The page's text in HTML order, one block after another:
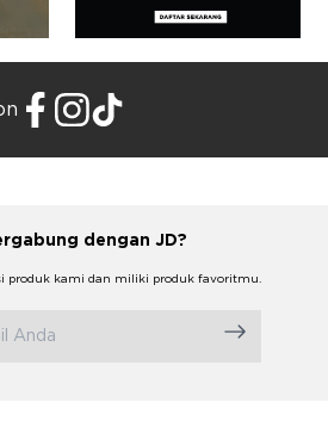
dengan JD?
produk kami dan miliki produk favoritmu.